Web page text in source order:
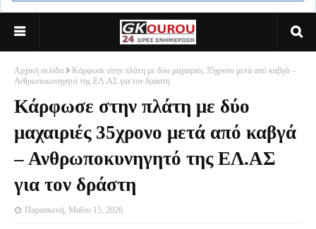
Αρχική σελίδα
Κάρφωσε στην πλάτη με δύο μαχαιριές 35χρονο μετά από καβγά –
Ανθρωποκυνηγητό της ΕΛ.ΑΣ για τον δράστη
Κάρφωσε στην πλάτη με δύο
μαχαιριές 35χρονο μετά από καβγά
– Ανθρωποκυνηγητό της ΕΛ.ΑΣ
για τον δράστη
Παρασκευή, Μαΐου 15, 2026